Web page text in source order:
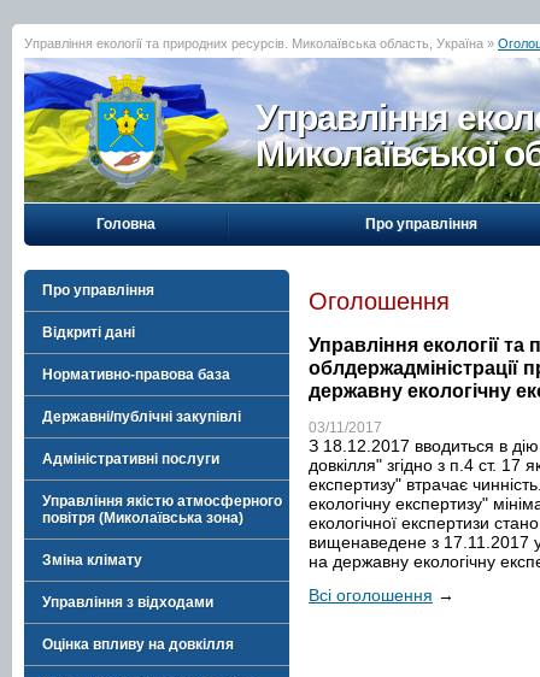
Управління екології та природних ресурсів. Миколаївська область, Україна »
Управління
Миколаївської
Головна Про управління
Про управління
Відкриті дані
Нормативно-правова база
Державні/публічні закупівлі
Адміністративні послуги
Управління якістю атмосферного
повітря (Миколаївська зона)
Зміна клімату
Управління з відходами
Оцінка впливу на довкілля
Оголошення
Управління екології
облдержадміністрації
державну екологічну
03/11/2017
З 18.12.2017 вводиться в
довкілля" згідно з п.4 ст. 17
експертизу" втрачає
екологічну експертизу"
екологічної експертизи
вищенаведене з 17.11.2017
на державну екологічну
Всі оголошення →